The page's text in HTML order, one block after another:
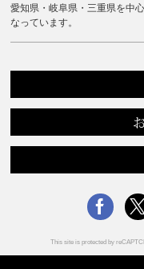
愛知県・岐阜県・三重県を中
なっています。
This site is protected by